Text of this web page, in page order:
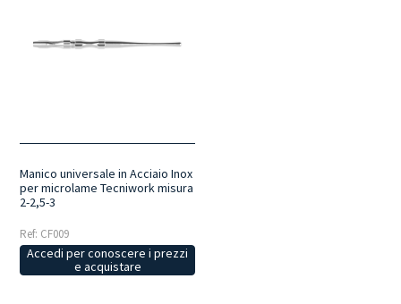
Manico universale in Acciaio Inox
per microlame Tecniwork misura
2-2,5-3
Ref: CF009
Accedi per conoscere i prezzi
e acquistare